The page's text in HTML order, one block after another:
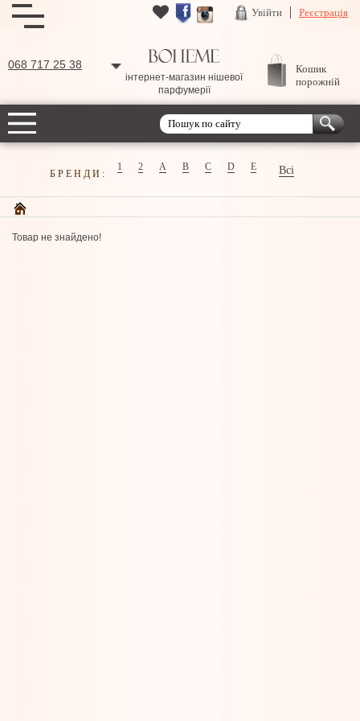
Увійти Реєстрація
068 717 25 38
інтернет-магазин нішевої
парфумерії
Кошик
порожній
БРЕНДИ:
1 2 A B C D E Всі
Товар не знайдено!